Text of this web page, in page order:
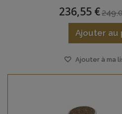
236,55 €
Ajouter au
Ajouter à ma